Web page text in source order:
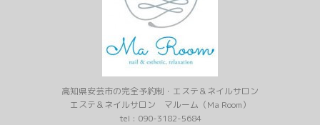
高知県安芸市の完全予約制・エステ＆ネイルサロン
エステ＆ネイルサロン マルーム（Ma Room）
tel : 090-3182-5684